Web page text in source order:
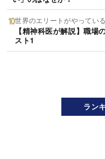
世界のエリートがやってい
【精神科医が解説】職場
スト1
ラン